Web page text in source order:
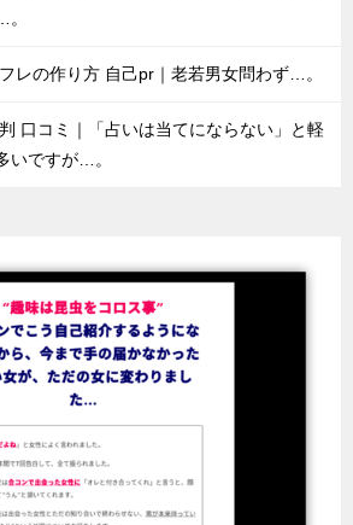
レの作り方 自己pr｜老若男女問わず…。
口コミ｜「占いは当てにならない」と軽
いですが…。